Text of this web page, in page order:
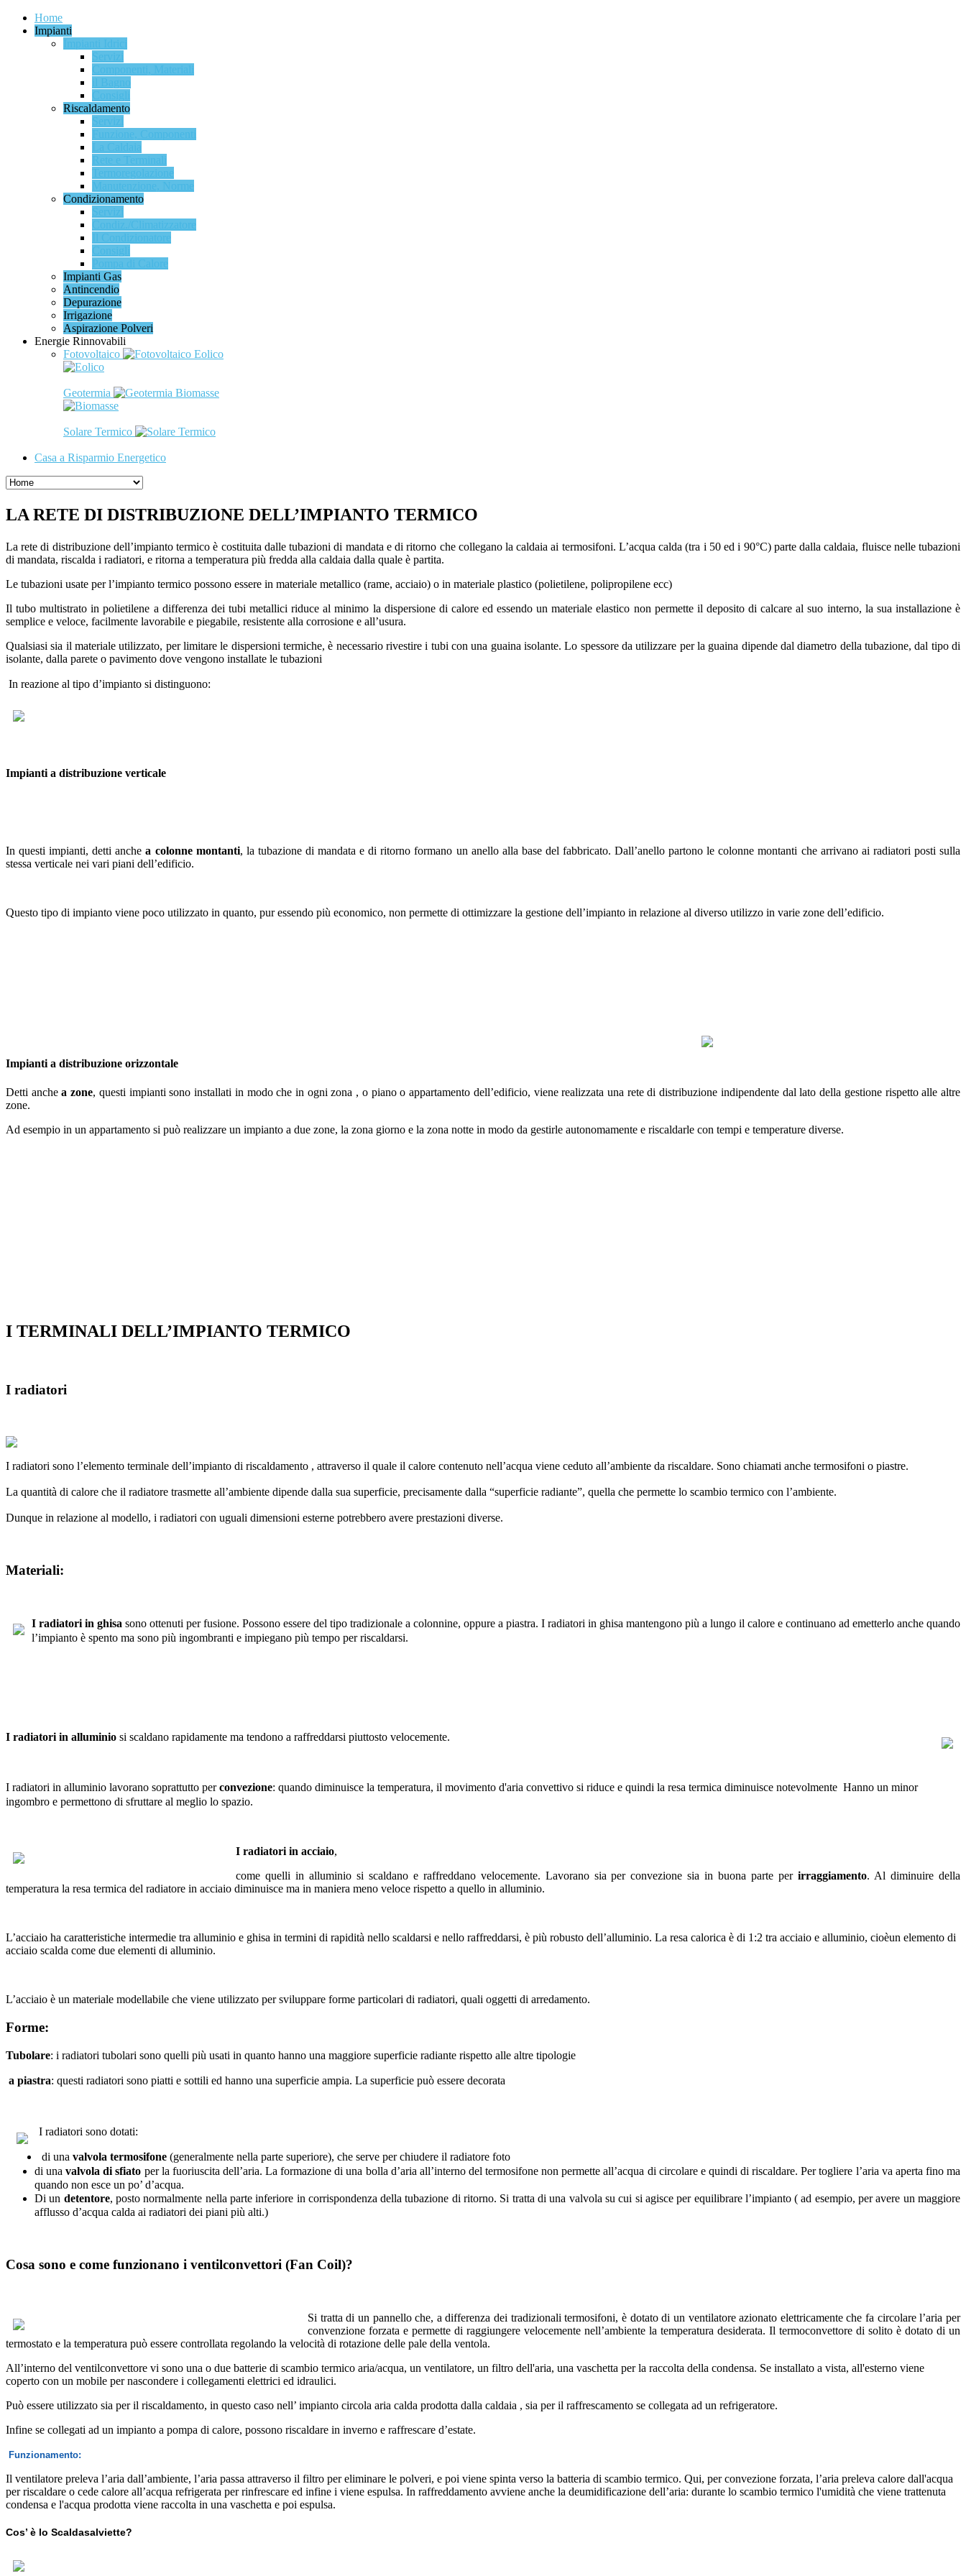
Home
Impianti
Riscaldamento
Condizionamento
Impianti Gas
Antincendio
Depurazione
Irrigazione
Aspirazione Polveri
Energie Rinnovabili
Fotovoltaico
Eolico
Geotermia Biomasse
Solare Termico
Casa a Risparmio Energetico
LA RETE DI DISTRIBUZIONE DELL’IMPIANTO TERMICO
La rete di distribuzione dell’impianto termico è costituita dalle tubazioni di mandata e di ritorno che collegano la caldaia ai termosifoni. L’acqua calda (tra i 50 ed i 90°C) parte dalla caldaia, fluisce nelle tubazioni
di mandata, riscalda i radiatori, e ritorna a temperatura più fredda alla caldaia dalla quale è partita.
Le tubazioni usate per l’impianto termico possono essere in materiale metallico (rame, acciaio) o in materiale plastico (polietilene, polipropilene ecc)
Il tubo multistrato in polietilene a differenza dei tubi metallici riduce al minimo la dispersione di calore ed essendo un materiale elastico non permette il deposito di calcare al suo interno, la sua installazione è
semplice e veloce, facilmente lavorabile e piegabile, resistente alla corrosione e all’usura.
Qualsiasi sia il materiale utilizzato, per limitare le dispersioni termiche, è necessario rivestire i tubi con una guaina isolante. Lo spessore da utilizzare per la guaina dipende dal diametro della tubazione, dal tipo di
isolante, dalla parete o pavimento dove vengono installate le tubazioni
In reazione al tipo d’impianto si distinguono:
Impianti a distribuzione verticale
In questi impianti, detti anchea colonne montanti, la tubazione di mandata e di ritorno formano un anello alla base del fabbricato. Dall’anello partono le colonne montanti che arrivano ai radiatori posti sulla
stessa verticale nei vari piani dell’edificio.
Questo tipo di impianto viene poco utilizzato in quanto, pur essendo più economico, non permette di ottimizzare la gestione dell’impianto in relazione al diverso utilizzo in varie zone dell’edificio.
Impianti a distribuzione orizzontale
Detti anchea zone, questi impianti sono installati in modo che in ogni zona , o piano o appartamento dell’edificio, viene realizzata una rete di distribuzione indipendente dal lato della gestione rispetto alle altre
zone.
Ad esempio in un appartamento si può realizzare un impianto a due zone, la zona giorno e la zona notte in modo da gestirle autonomamente e riscaldarle con tempi e temperature diverse.
I TERMINALI DELL’IMPIANTO TERMICO
I radiatori
I radiatori sono l’elemento terminale dell’impianto di riscaldamento , attraverso il quale il calore contenuto nell’acqua viene ceduto all’ambiente da riscaldare. Sono chiamati anche termosifoni o piastre.
La quantità di calore che il radiatore trasmette all’ambiente dipende dalla sua superficie, precisamente dalla “superficie radiante”, quella che permette lo scambio termico con l’ambiente.
Dunque in relazione al modello, i radiatori con uguali dimensioni esterne potrebbero avere prestazioni diverse.
Materiali:
I radiatori in ghisa sono ottenuti per fusione. Possono essere del tipo tradizionale a colonnine, oppure a piastra. I radiatori in ghisa mantengono più a lungo il calore e continuano ad emetterlo anche quando
l’impianto è spento ma sono più ingombranti e impiegano più tempo per riscaldarsi.
I radiatori in alluminio si scaldano rapidamente ma tendono a raffreddarsi piuttosto velocemente.
I radiatori in alluminio lavorano soprattutto perconvezione: quando diminuisce la temperatura, il movimento d'aria convettivo si riduce e quindi la resa termica diminuisce notevolmente Hanno un minor
ingombro e permettono di sfruttare al meglio lo spazio.
I radiatori in acciaio,
come quelli in alluminio si scaldano e raffreddano velocemente. Lavorano sia per convezione sia in buona parte perirraggiamento. Al diminuire della
temperatura la resa termica del radiatore in acciaio diminuisce ma in maniera meno veloce rispetto a quello in alluminio.
L’acciaio ha caratteristiche intermedie tra alluminio e ghisa in termini di rapidità nello scaldarsi e nello raffreddarsi, è più robusto dell’alluminio. La resa calorica è di 1:2 tra acciaio e alluminio, cioèun elemento di
acciaio scalda come due elementi di alluminio.
L’acciaio è un materiale modellabile che viene utilizzato per sviluppare forme particolari di radiatori, quali oggetti di arredamento.
Forme:
Tubolare: i radiatori tubolari sono quelli più usati in quanto hanno una maggiore superficie radiante rispetto alle altre tipologie
a piastra: questi radiatori sono piatti e sottili ed hanno una superficie ampia. La superficie può essere decorata
I radiatori sono dotati:
di una valvola termosifone (generalmente nella parte superiore), che serve per chiudere il radiatore foto
di unavalvola di sfiato per la fuoriuscita dell’aria. La formazione di una bolla d’aria all’interno del termosifone non permette all’acqua di circolare e quindi di riscaldare. Per togliere l’aria va aperta fino ma
quando non esce un po’ d’acqua.
Di un detentore, posto normalmente nella parte inferiore in corrispondenza della tubazione di ritorno. Si tratta di una valvola su cui si agisce per equilibrare l’impianto ( ad esempio, per avere un maggiore
afflusso d’acqua calda ai radiatori dei piani più alti.)
Cosa sono e come funzionano i ventilconvettori (Fan Coil)?
Si tratta di un pannello che, a differenza dei tradizionali termosifoni, è dotato di un ventilatore azionato elettricamente che fa circolare l’aria per
convenzione forzata e permette di raggiungere velocemente nell’ambiente la temperatura desiderata. Il termoconvettore di solito è dotato di un
termostato e la temperatura può essere controllata regolando la velocità di rotazione delle pale della ventola.
All’interno del ventilconvettore vi sono una o due batterie di scambio termico aria/acqua, un ventilatore, un filtro dell'aria, una vaschetta per la raccolta della condensa. Se installato a vista, all'esterno viene
coperto con un mobile per nascondere i collegamenti elettrici ed idraulici.
Può essere utilizzato sia per il riscaldamento, in questo caso nell’ impianto circola aria calda prodotta dalla caldaia , sia per il raffrescamento se collegata ad un refrigeratore.
Infine se collegati ad un impianto a pompa di calore, possono riscaldare in inverno e raffrescare d’estate.
Funzionamento:
Il ventilatore preleva l’aria dall’ambiente, l’aria passa attraverso il filtro per eliminare le polveri, e poi viene spinta verso la batteria di scambio termico. Qui, per convezione forzata, l’aria preleva calore dall'acqua
per riscaldare o cede calore all’acqua refrigerata per rinfrescare ed infine i viene espulsa. In raffreddamento avviene anche la deumidificazione dell’aria: durante lo scambio termico l'umidità che viene trattenuta
condensa e l'acqua prodotta viene raccolta in una vaschetta e poi espulsa.
Cos’ è lo Scaldasalviette?